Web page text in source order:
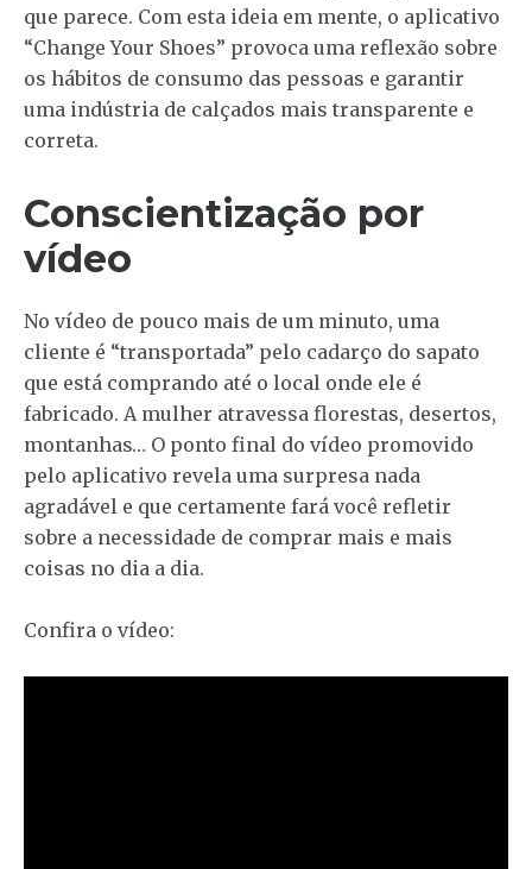
que parece. Com esta ideia em mente, o aplicativo
“Change Your Shoes” provoca uma reflexão sobre
os hábitos de consumo das pessoas e garantir
uma indústria de calçados mais transparente e
correta.
Conscientização por
vídeo
No vídeo de pouco mais de um minuto, uma
cliente é “transportada” pelo cadarço do sapato
que está comprando até o local onde ele é
fabricado. A mulher atravessa florestas, desertos,
montanhas… O ponto final do vídeo promovido
pelo aplicativo revela uma surpresa nada
agradável e que certamente fará você refletir
sobre a necessidade de comprar mais e mais
coisas no dia a dia.
Confira o vídeo: